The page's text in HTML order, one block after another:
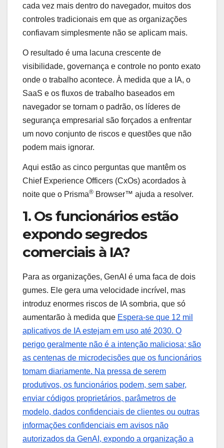
cada vez mais dentro do navegador, muitos dos
controles tradicionais em que as organizações
confiavam simplesmente não se aplicam mais.
O resultado é uma lacuna crescente de
visibilidade, governança e controle no ponto exato
onde o trabalho acontece. À medida que a IA, o
SaaS e os fluxos de trabalho baseados em
navegador se tornam o padrão, os líderes de
segurança empresarial são forçados a enfrentar
um novo conjunto de riscos e questões que não
podem mais ignorar.
Aqui estão as cinco perguntas que mantêm os
Chief Experience Officers (CxOs) acordados à
noite que o Prisma® Browser™ ajuda a resolver.
1. Os funcionários estão
expondo segredos
comerciais à IA?
Para as organizações, GenAI é uma faca de dois
gumes. Ele gera uma velocidade incrível, mas
introduz enormes riscos de IA sombria, que só
aumentarão à medida que Espera-se que 12 mil
aplicativos de IA estejam em uso até 2030. O
perigo geralmente não é a intenção maliciosa; são
as centenas de microdecisões que os funcionários
tomam diariamente. Na pressa de serem
produtivos, os funcionários podem, sem saber,
enviar códigos proprietários, parâmetros de
modelo, dados confidenciais de clientes ou outras
informações confidenciais em avisos não
autorizados da GenAI, expondo a organização a